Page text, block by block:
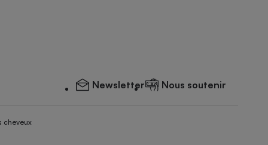
Newsletter Nous soutenir
cheveux